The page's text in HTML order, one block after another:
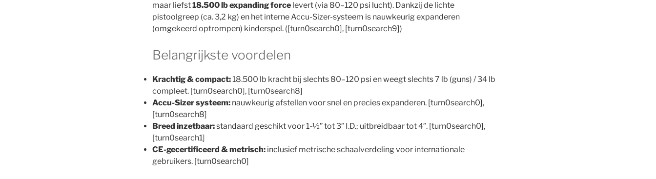
maar liefst18.500 lb expanding force levert (via 80–120 psi lucht). Dankzij de lichte
pistoolgreep (ca. 3,2 kg) en het interne Accu-Sizer-systeem is nauwkeurig expanderen
(omgekeerd optrompen) kinderspel. ([turn0search0], [turn0search9])
Belangrijkste voordelen
Krachtig & compact: 18.500 lb kracht bij slechts 80–120 psi en weegt slechts 7 lb (guns) / 34 lb
compleet. [turn0search0], [turn0search8]
Accu-Sizer systeem: nauwkeurig afstellen voor snel en precies expanderen. [turn0search0],
[turn0search8]
Breed inzetbaar:standaard geschikt voor 1-½” tot 3″ I.D.; uitbreidbaar tot 4″. [turn0search0],
[turn0search1]
CE-gecertificeerd & metrisch: inclusief metrische schaalverdeling voor internationale
gebruikers. [turn0search0]